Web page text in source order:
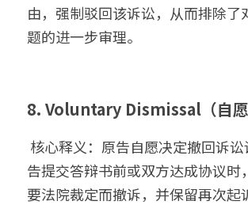
由，强制驳回该诉讼，从而排除了
题的进一步审理。
8. Voluntary Dismissal（自愿
告提交答辩书前或双方达成协议时
要法院裁定而撤诉，并保留再次起